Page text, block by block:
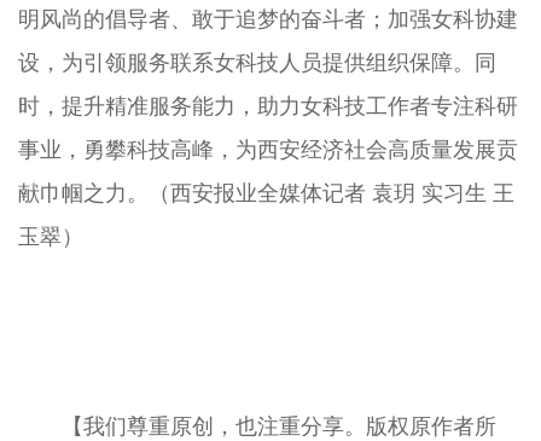
明风尚的倡导者、敢于追梦的奋斗者；加强女科协建
设，为引领服务联系女科技人员提供组织保障。同
时，提升精准服务能力，助力女科技工作者专注科研
事业，勇攀科技高峰，为西安经济社会高质量发展贡
献巾帼之力。（西安报业全媒体记者 袁玥 实习生 王
玉翠）
【我们尊重原创，也注重分享。版权原作者所